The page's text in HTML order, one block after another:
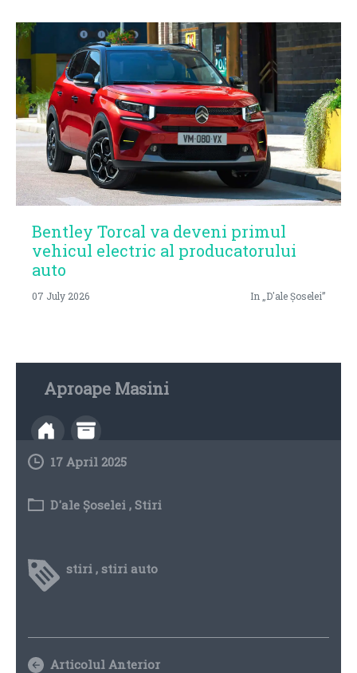
Bentley Torcal va deveni primul
vehicul electric al producatorului
auto
07 July 2026 In „D'ale Șoselei”
Aproape Masini
17 April 2025
D'ale Șoselei , Stiri
stiri , stiri auto
Articolul Anterior